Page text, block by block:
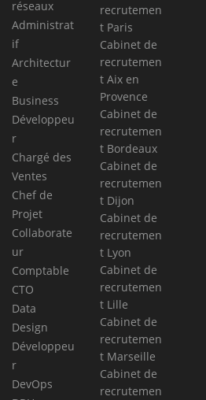
réseaux
Administrat
if
Architectur
e
Business
Développeu
r
Chargé des
Ventes
Chef de
Projet
Collaborate
ur
Comptable
CTO
Data
Design
Développeu
r
DevOps
recrutemen
t Paris
Cabinet de
recrutemen
t Aix en
Provence
Cabinet de
recrutemen
t Bordeaux
Cabinet de
recrutemen
t Dijon
Cabinet de
recrutemen
t Lyon
Cabinet de
recrutemen
t Lille
Cabinet de
recrutemen
t Marseille
Cabinet de
recrutemen